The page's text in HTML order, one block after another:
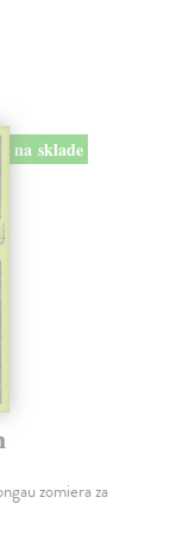
na sklade
zomiera za